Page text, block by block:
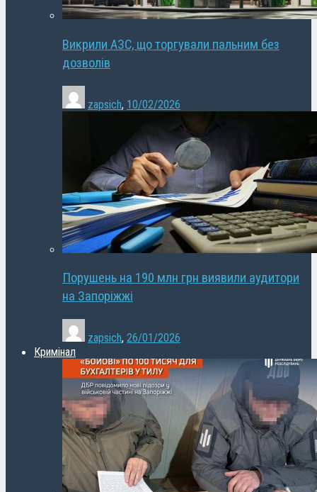
Викрили АЗС, що торгували пальним без
дозволів
zapsich, 10/02/2026
Порушень на 190 млн грн виявили аудитори
на Запоріжжі
zapsich, 26/01/2026
Кримінал